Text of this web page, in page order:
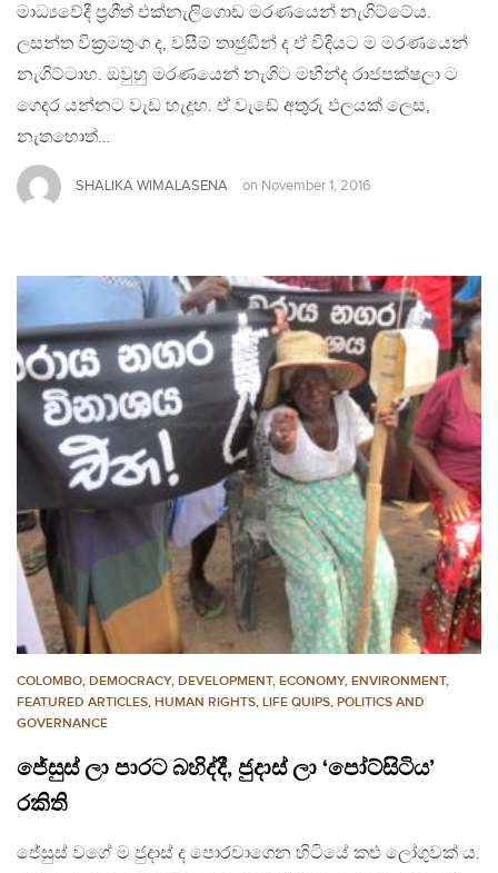
මාධ්‍යවේදී ප‍්‍රගීත් එක්නැලිගොඩ මරණයෙන් නැගිට්ටේය.
ලසන්ත වික‍්‍රමතුංග ද, වසීම් තාජුඞීන් ද ඒ විදියට ම මරණයෙන්
නැගිට්ටාහ. ඔවුහු මරණයෙන් නැගිට මහින්ද රාජපක්ෂලා ට
ගෙදර යන්නට වැඩ හැදූහ. ඒ වැඩේ අතුරු ඵලයක් ලෙස,
නැතහොත්…
SHALIKA WIMALASENA on November 1, 2016
COLOMBO, DEMOCRACY, DEVELOPMENT, ECONOMY, ENVIRONMENT,
FEATURED ARTICLES, HUMAN RIGHTS, LIFE QUIPS, POLITICS AND
GOVERNANCE
ජේසුස් ලා පාරට බහිද්දී, ජුදාස් ලා ‘පෝට්සිටිය’
රකිති
ජේසුස් වගේ ම ජුදාස් ද පොරවාගෙන හිටියේ කළු ලෝගුවක් ය.